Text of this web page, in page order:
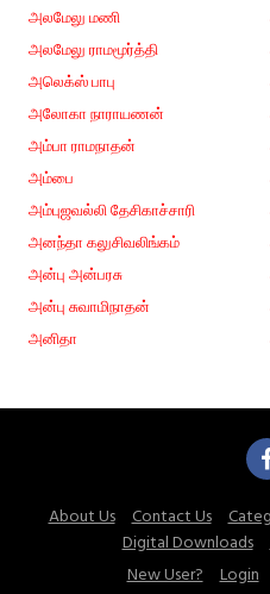
அலமேலு மணி
அலமேலு ராமமூர்த்தி
அலெக்ஸ் பாபு
அலோகா நாராயணன்
அம்பா ராமநாதன்
அம்பை
அம்புஜவல்லி தேசிகாச்சாரி
அனந்தா கலுசிவலிங்கம்
அன்பு அன்பரசு
அன்பு சுவாமிநாதன்
அனிதா
About Us Contact Us
Digital Downloads
New User?
Login